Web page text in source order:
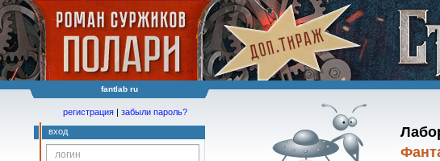
fantlab ru
регистрация | забыли пароль?
вход